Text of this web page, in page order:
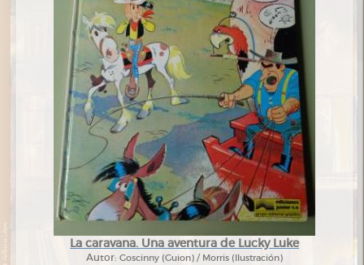
La caravana. Una aventura de Lucky Luke
Autor: Goscinny (Guion) / Morris (Ilustración)